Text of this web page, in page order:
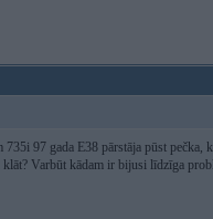
735i 97 gada E38 pārstāja pūst
Varbūt kādam ir bijusi līdzīga